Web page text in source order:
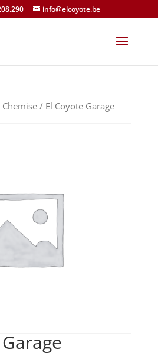
info@elcoyote.be
Chemise/ El Coyote Garage